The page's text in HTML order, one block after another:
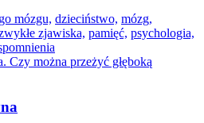
mózgu, dzieciństwo, mózg,
zjawiska, pamięć, psychologia,